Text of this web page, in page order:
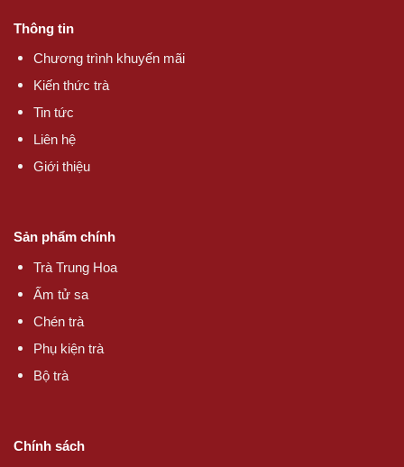
Chương trình khuyến mãi
Kiến thức trà
Tin tức
Liên hệ
Giới thiệu
Trà Trung Hoa
Ấm tử sa
Chén trà
Phụ kiện trà
Bộ trà